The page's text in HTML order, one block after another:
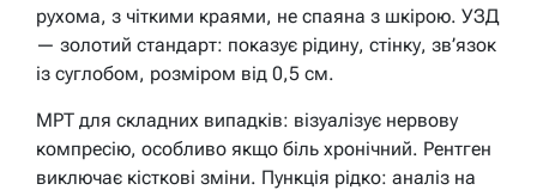
рухома, з чіткими краями, не спаяна з шкірою. УЗД
— золотий стандарт: показує рідину, стінку, зв’язок
із суглобом, розміром від 0,5 см.
МРТ для складних випадків: візуалізує нервову
компресію, особливо якщо біль хронічний. Рентген
виключає кісткові зміни. Пункція рідко: аналіз на